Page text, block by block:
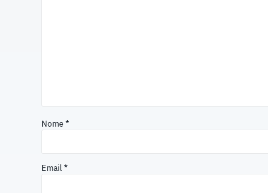
Nome *
Email *